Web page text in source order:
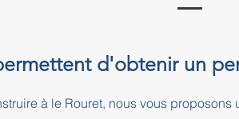
d'obtenir un
à le Rouret, nous vous